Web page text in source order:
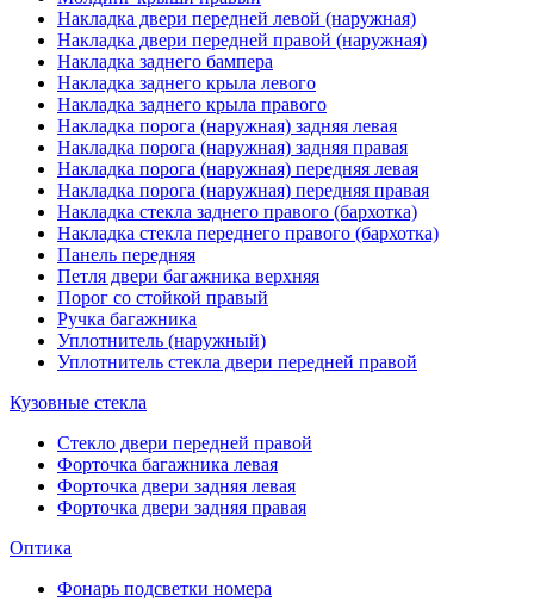
Накладка двери передней левой (наружная)
Накладка двери передней правой (наружная)
Накладка заднего бампера
Накладка заднего крыла левого
Накладка заднего крыла правого
Накладка порога (наружная) задняя левая
Накладка порога (наружная) задняя правая
Накладка порога (наружная) передняя левая
Накладка порога (наружная) передняя правая
Накладка стекла заднего правого (бархотка)
Накладка стекла переднего правого (бархотка)
Панель передняя
Петля двери багажника верхняя
Порог со стойкой правый
Ручка багажника
Уплотнитель (наружный)
Уплотнитель стекла двери передней правой
Кузовные стекла
Стекло двери передней правой
Форточка багажника левая
Форточка двери задняя левая
Форточка двери задняя правая
Оптика
Фонарь подсветки номера